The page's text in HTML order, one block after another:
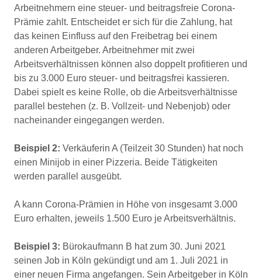
Arbeitnehmern eine steuer- und beitragsfreie Corona-
Prämie zahlt. Entscheidet er sich für die Zahlung, hat
das keinen Einfluss auf den Freibetrag bei einem
anderen Arbeitgeber. Arbeitnehmer mit zwei
Arbeitsverhältnissen können also doppelt profitieren und
bis zu 3.000 Euro steuer- und beitragsfrei kassieren.
Dabei spielt es keine Rolle, ob die Arbeitsverhältnisse
parallel bestehen (z. B. Vollzeit- und Nebenjob) oder
nacheinander eingegangen werden.
Beispiel 2: Verkäuferin A (Teilzeit 30 Stunden) hat noch
einen Minijob in einer Pizzeria. Beide Tätigkeiten
werden parallel ausgeübt.
A kann Corona-Prämien in Höhe von insgesamt 3.000
Euro erhalten, jeweils 1.500 Euro je Arbeitsverhältnis.
Beispiel 3: Bürokaufmann B hat zum 30. Juni 2021
seinen Job in Köln gekündigt und am 1. Juli 2021 in
einer neuen Firma angefangen. Sein Arbeitgeber in Köln